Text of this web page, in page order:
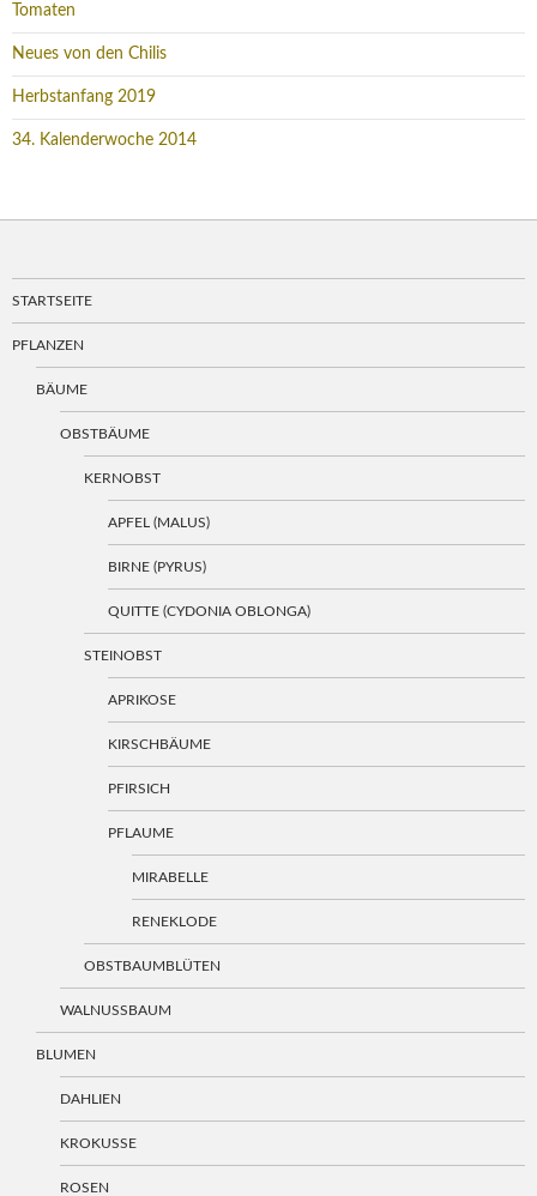
Tomaten
Neues von den Chilis
Herbstanfang 2019
34. Kalenderwoche 2014
STARTSEITE
PFLANZEN
BÄUME
OBSTBÄUME
KERNOBST
APFEL (MALUS)
BIRNE (PYRUS)
QUITTE (CYDONIA OBLONGA)
STEINOBST
APRIKOSE
KIRSCHBÄUME
PFIRSICH
PFLAUME
MIRABELLE
RENEKLODE
OBSTBAUMBLÜTEN
WALNUSSBAUM
BLUMEN
DAHLIEN
KROKUSSE
ROSEN